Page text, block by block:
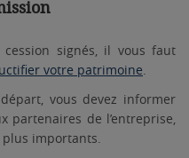
signés, il vous faut
votre patrimoine.
vous devez informer
partenaires de l’entreprise,
importants.